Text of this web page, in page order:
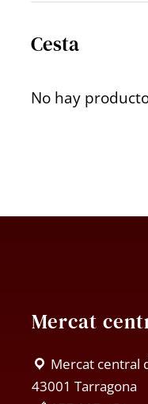
mínimo
máximo
Cesta
No hay
Mercat
Mercat central
43001 Tarragona